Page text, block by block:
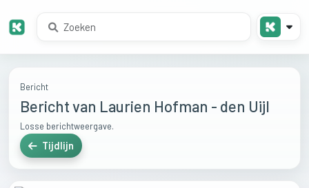
Bericht
Bericht van Laurien Hofman - den Uijl
Losse berichtweergave.
Tijdlijn